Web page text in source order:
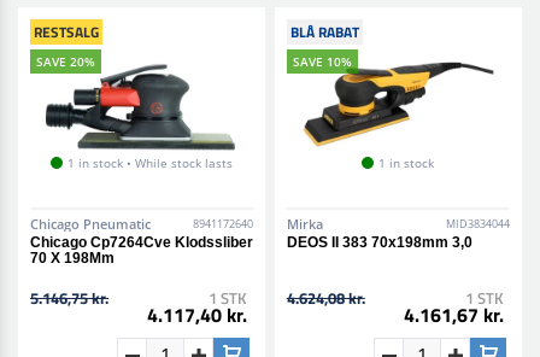
RESTSALG
SAVE 20%
1 in stock • While stock lasts
Chicago Pneumatic 8941172640
Chicago Cp7264Cve Klodssliber
70 X 198Mm
5.146,75 kr. 1 STK
4.117,40 kr.
BLÅ RABAT
SAVE 10%
1 in stock
Mirka MID3834044
DEOS II 383 70x198mm 3,0
4.624,08 kr. 1 STK
4.161,67 kr.